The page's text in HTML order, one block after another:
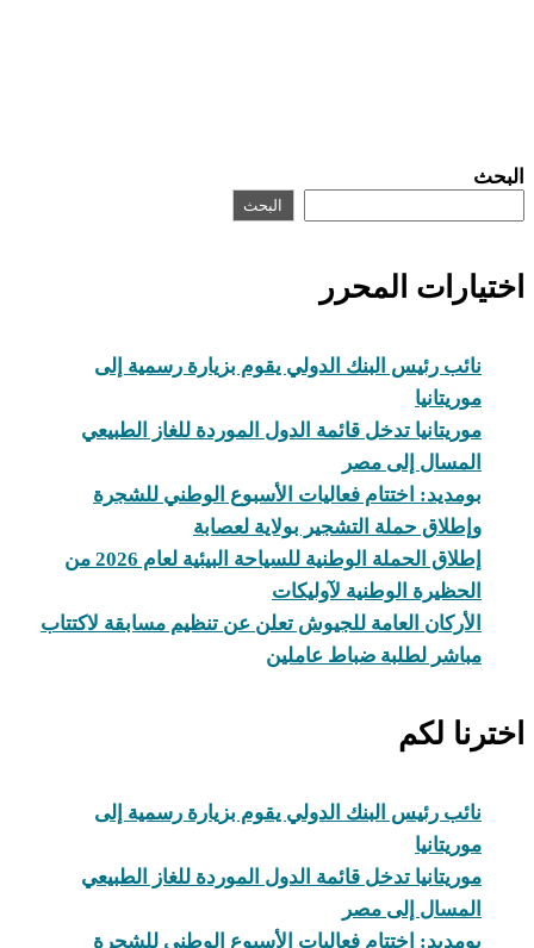
البحث
البحث
اختيارات المحرر
نائب رئيس البنك الدولي يقوم بزيارة رسمية إلى
موريتانيا
موريتانيا تدخل قائمة الدول الموردة للغاز الطبيعي
المسال إلى مصر
بومديد: اختتام فعاليات الأسبوع الوطني للشجرة
وإطلاق حملة التشجير بولاية لعصابة
إطلاق الحملة الوطنية للسياحة البيئية لعام 2026 من
الحظيرة الوطنية لآوليكات
الأركان العامة للجيوش تعلن عن تنظيم مسابقة لاكتتاب
مباشر لطلبة ضباط عاملين
اخترنا لكم
نائب رئيس البنك الدولي يقوم بزيارة رسمية إلى
موريتانيا
موريتانيا تدخل قائمة الدول الموردة للغاز الطبيعي
المسال إلى مصر
بومديد: اختتام فعاليات الأسبوع الوطني للشجرة